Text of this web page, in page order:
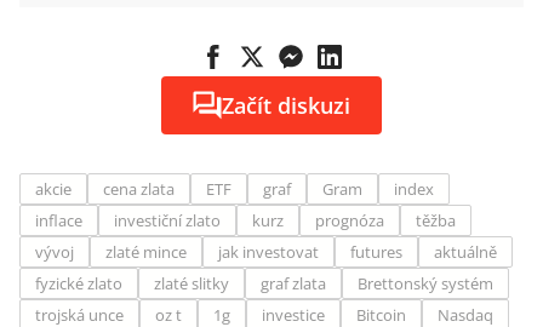
Začít diskuzi
akcie cena zlata ETF graf Gram
index
inflace
investiční zlato kurz prognóza
těžba
vývoj
zlaté mince jak investovat futures
aktuálně
fyzické zlato
zlaté slitky graf zlata
Brettonský systém
trojská unce
oz t 1g investice Bitcoin
Nasdaq